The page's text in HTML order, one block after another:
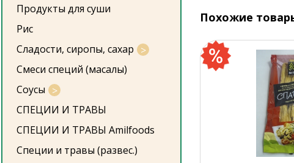
Продукты для суши
Рис
Сладости, сиропы, сахар
Смеси специй (масалы)
Соусы
СПЕЦИИ И ТРАВЫ
СПЕЦИИ И ТРАВЫ Amilfoods
Специи и травы (развес.)
Похожие